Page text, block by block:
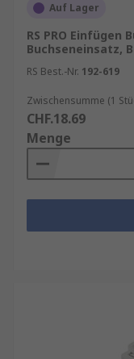
Auf Lager
RS PRO Einfügen
Buchseneinsatz,
RS Best.-Nr. 192-619
Zwischensumme (1
CHF.18.69
Menge